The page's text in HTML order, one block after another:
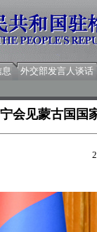
外交部发言人谈话
会见蒙古国国